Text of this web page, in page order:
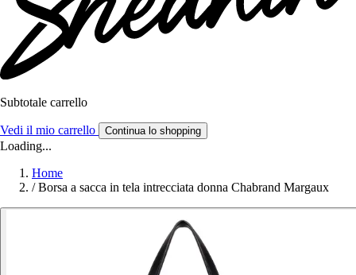
Subtotale carrello
Vedi il mio carrello Continua lo shopping
Loading...
Home
/ Borsa a sacca in tela intrecciata donna Chabrand Margaux